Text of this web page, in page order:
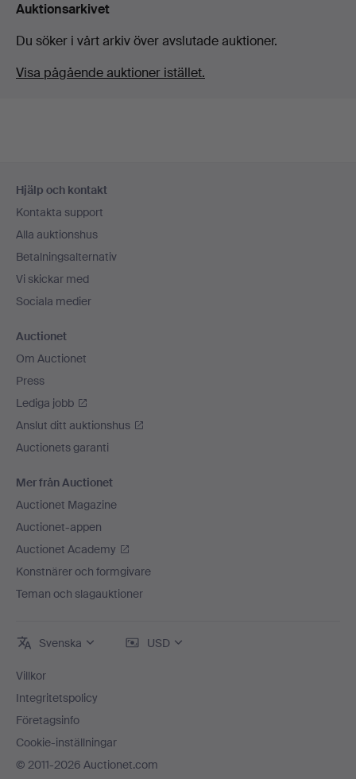
Auktionsarkivet
Du söker i vårt arkiv över avslutade auktioner.
Visa pågående auktioner istället.
Hjälp och kontakt
Kontakta support
Alla auktionshus
Betalningsalternativ
Vi skickar med
Sociala medier
Auctionet
Om Auctionet
Press
Lediga jobb
Anslut ditt auktionshus
Auctionets garanti
Mer från Auctionet
Auctionet Magazine
Auctionet-appen
Auctionet Academy
Konstnärer och formgivare
Teman och slagauktioner
Svenska USD
Villkor
Integritetspolicy
Företagsinfo
Cookie-inställningar
© 2011-2026 Auctionet.com